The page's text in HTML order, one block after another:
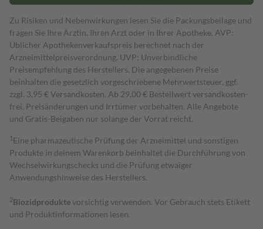
Zu Risiken und Nebenwirkungen lesen Sie die Packungsbeilage und
fragen Sie Ihre Ärztin, Ihren Arzt oder in Ihrer Apotheke. AVP:
Üblicher Apothekenverkaufspreis berechnet nach der
Arzneimittelpreisverordnung. UVP: Unverbindliche
Preisempfehlung des Herstellers. Die angegebenen Preise
beinhalten die gesetzlich vorgeschriebene Mehrwertsteuer, ggf.
zzgl. 3,95 € Versandkosten. Ab 29,00 € Bestell­wert versand­kosten­
frei. Preisänderungen und Irrtümer vorbehalten. Alle Angebote
und Gratis-Beigaben nur solange der Vorrat reicht.
1 Eine pharmazeutische Prüfung der Arzneimittel und sonstigen
Produkte in deinem Warenkorb beinhaltet die Durchführung von
Wechselwirkungschecks und die Prüfung etwaiger
Anwendungshinweise des Herstellers.
2Biozidproduktevorsichtig verwenden. Vor Gebrauch stets Etikett
und Produktinformationen lesen.